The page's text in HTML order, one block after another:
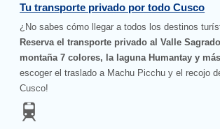
Tu transporte privado por todo Cusco
¿No sabes cómo llegar a todos los destinos
Reserva el transporte privado al Valle
montaña 7 colores, la laguna Humantay y más
escoger el traslado a Machu Picchu y el recojo
Cusco!